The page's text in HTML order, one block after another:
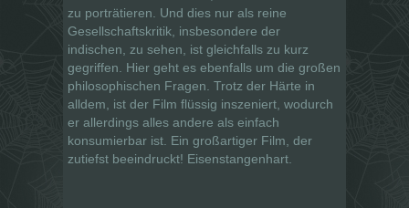
zu porträtieren. Und dies nur als reine
Gesellschaftskritik, insbesondere der
indischen, zu sehen, ist gleichfalls zu kurz
gegriffen. Hier geht es ebenfalls um die großen
philosophischen Fragen. Trotz der Härte in
alldem, ist der Film flüssig inszeniert, wodurch
er allerdings alles andere als einfach
konsumierbar ist. Ein großartiger Film, der
zutiefst beeindruckt! Eisenstangenhart.